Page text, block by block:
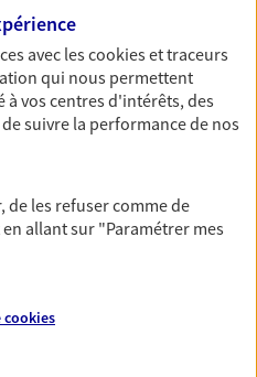
la retraite.
vous avec notre
en optant pour les
totale de travail,
avec lescookies et traceurs
qui nous permettent
vos centres d'intérêts, des
suivre la performance de nos
de les refuser comme de
allant sur "Paramétrer mes
cookies